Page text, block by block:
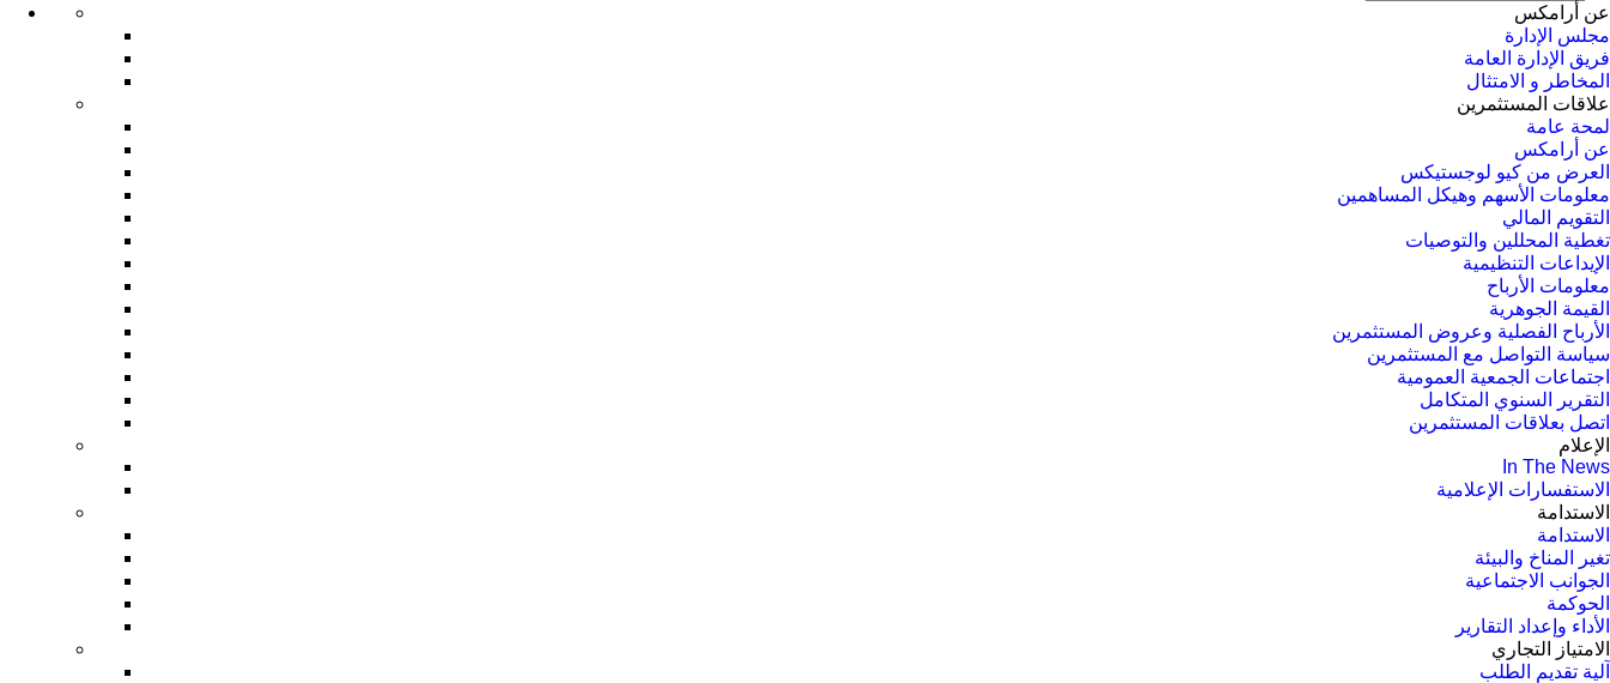
عن أرامكس
مجلس الإدارة
فريق الإدارة العامة
المخاطر و الامتثال
علاقات المستثمرين
لمحة عامة
عن أرامكس
العرض من كيو لوجستيكس
معلومات الأسهم وهيكل المساهمين
التقويم المالي
تغطية المحللين والتوصيات
الإيداعات التنظيمية
معلومات الأرباح
القيمة الجوهرية
الأرباح الفصلية وعروض المستثمرين
سياسة التواصل مع المستثمرين
اجتماعات الجمعية العمومیة
التقرير السنوي المتكامل
اتصل بعلاقات المستثمرين
الإعلام
In The News
الاستفسارات الإعلامية
الاستدامة
الاستدامة
تغير المناخ والبيئة
الجوانب الاجتماعية
الحوكمة
الأداء وإعداد التقارير
الامتياز التجاري
آلية تقديم الطلب